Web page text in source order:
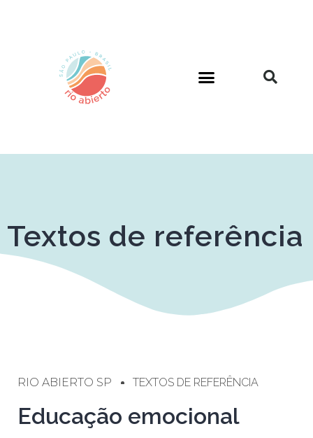
Textos de referência
RIO ABIERTO SP TEXTOS DE REFERÊNCIA
Educação emocional